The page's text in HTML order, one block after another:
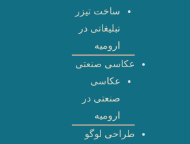
ساخت تیزر
تبلیغاتی در
ارومیه
عکاسی صنعتی
عکاسی
صنعتی در
ارومیه
طراحی لوگو